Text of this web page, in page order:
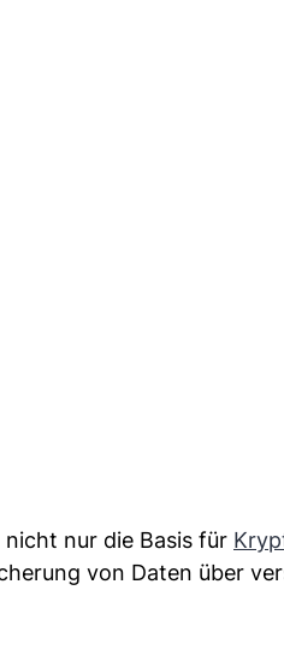
nur die Basis für
von Daten über